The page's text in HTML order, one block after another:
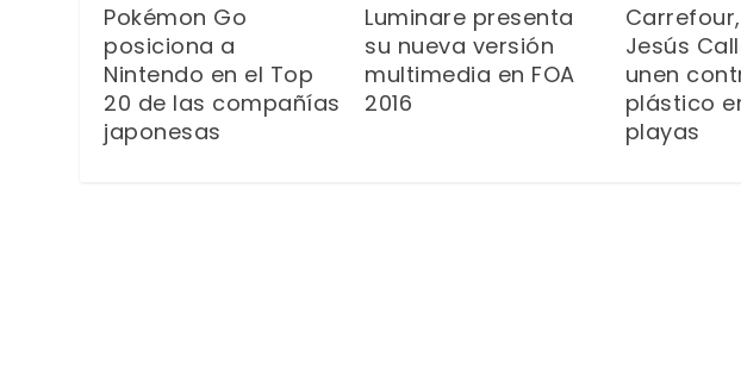
Pokémon Go
posiciona a
Nintendo en el Top
20 de las compañías
japonesas
Luminare presenta
su nueva versión
multimedia en FOA
2016
Jesús
unen
plástico
playas